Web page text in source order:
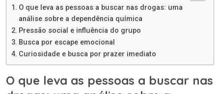
O que leva as pessoas a buscar nas drogas: uma
análise sobre a dependência química
Pressão social e influência do grupo
Busca por escape emocional
Curiosidade e busca por prazer imediato
O que leva as pessoas a buscar nas